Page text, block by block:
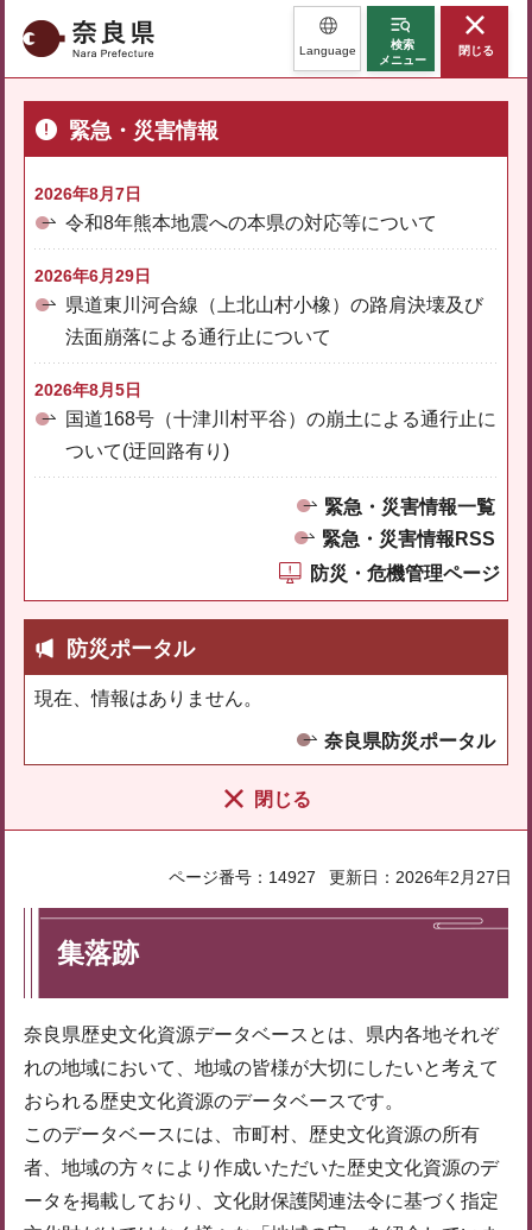
奈良県 Language
検索
メニュー
閉じる
緊急・災害情報
2026年8月7日
令和8年熊本地震への本県の対応等について
2026年6月29日
県道東川河合線（上北山村小橡）の路肩決壊及び
法面崩落による通行止について
2026年8月5日
国道168号（十津川村平谷）の崩土による通行止に
ついて(迂回路有り)
緊急・災害情報一覧
緊急・災害情報RSS
防災・危機管理ページ
防災ポータル
現在、情報はありません。
奈良県防災ポータル
閉じる
ページ番号：14927 更新日：2026年2月27日
集落跡
奈良県歴史文化資源データベースとは、県内各地それぞ
れの地域において、地域の皆様が大切にしたいと考えて
おられる歴史文化資源のデータベースです。
このデータベースには、市町村、歴史文化資源の所有
者、地域の方々により作成いただいた歴史文化資源のデ
ータを掲載しており、文化財保護関連法令に基づく指定